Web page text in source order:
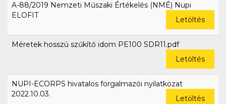
A-88/2019 Nemzeti Műszaki Értékelés (NMÉ) Nupi
ELOFIT
Letöltés
Méretek hosszú szűkítő idom PE100 SDR11.pdf
Letöltés
NUPI-ECORPS hivatalos forgalmazói nyilatkozat
2022.10.03.
Letöltés